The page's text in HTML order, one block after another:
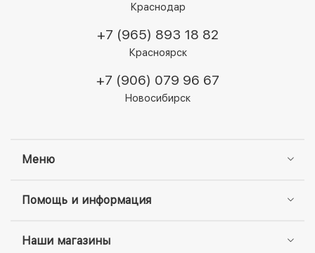
Меню
Помощь и информация
Наши магазины
Краснодар
+7 (965) 893 18 82
Красноярск
+7 (906) 079 96 67
Новосибирск